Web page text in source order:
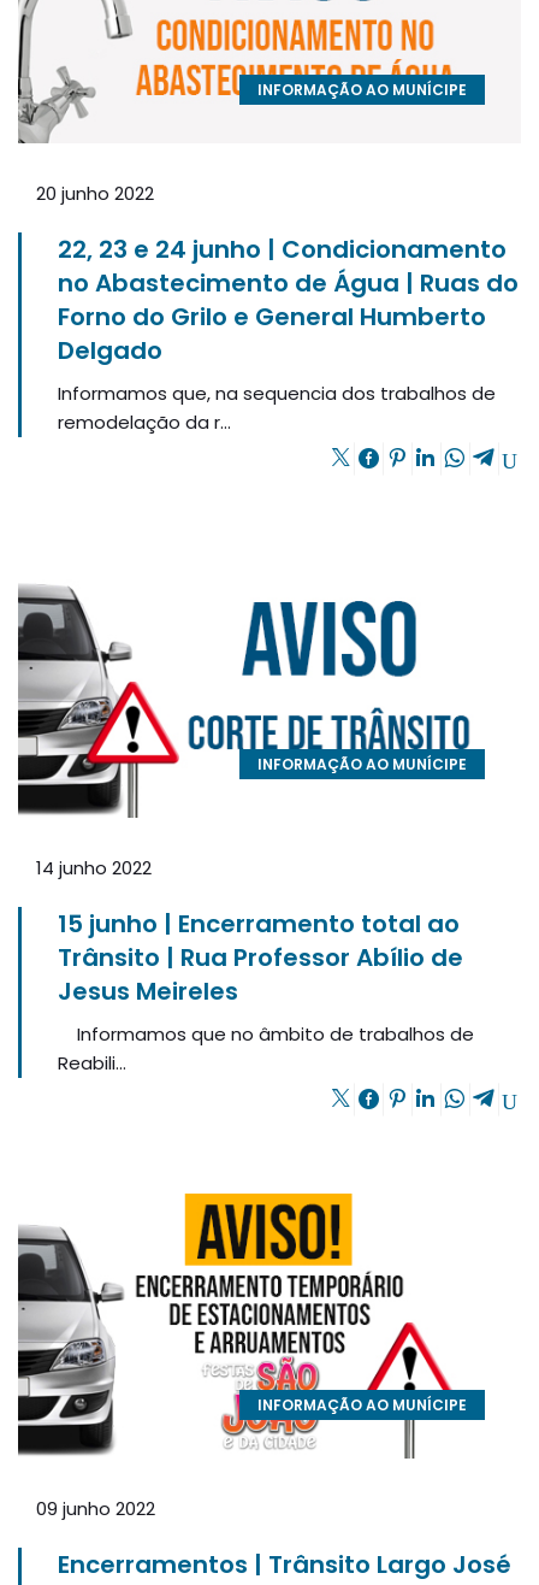
INFORMAÇÃO AO MUNÍCIPE
20 junho 2022
22, 23 e 24 junho | Condicionamento
no Abastecimento de Água | Ruas do
Forno do Grilo e General Humberto
Delgado
Informamos que, na sequencia dos trabalhos de
remodelação da r...
INFORMAÇÃO AO MUNÍCIPE
14 junho 2022
15 junho | Encerramento total ao
Trânsito | Rua Professor Abílio de
Jesus Meireles
Informamos que no âmbito de trabalhos de
Reabili...
INFORMAÇÃO AO MUNÍCIPE
09 junho 2022
Encerramentos | Trânsito Largo José